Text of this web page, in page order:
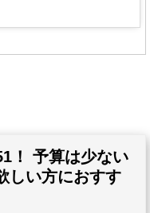
予算は少ない
しい方におすす